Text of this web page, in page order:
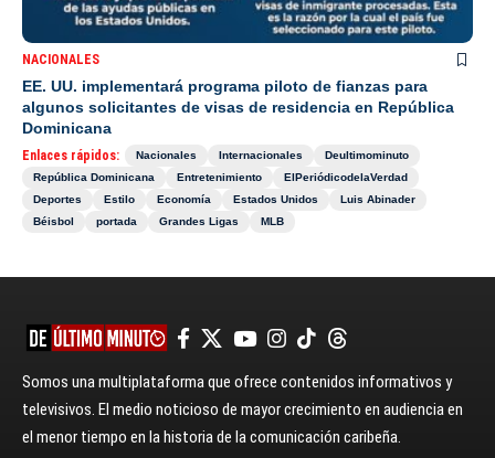
NACIONALES
EE. UU. implementará programa piloto de fianzas para
algunos solicitantes de visas de residencia en República
Dominicana
Enlaces rápidos: Nacionales Internacionales
Deultimominuto
República Dominicana
Entretenimiento
ElPeriódicodelaVerdad
Deportes
Estilo Economía Estados Unidos
Luis Abinader
Béisbol
portada Grandes Ligas MLB
Somos una multiplataforma que ofrece contenidos informativos y
televisivos. El medio noticioso de mayor crecimiento en audiencia en
el menor tiempo en la historia de la comunicación caribeña.